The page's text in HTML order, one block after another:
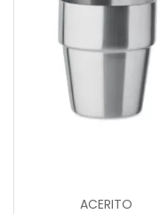
ACERITO